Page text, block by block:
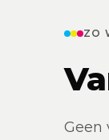
ZO
Geen